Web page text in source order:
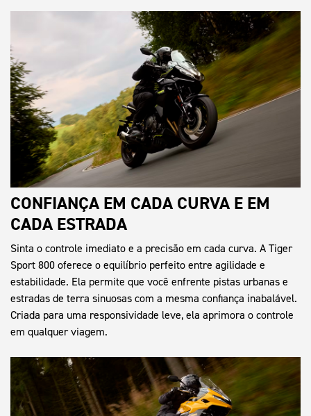
CONFIANÇA EM CADA CURVA E EM
CADA ESTRADA
Sinta o controle imediato e a precisão em cada curva. A Tiger
Sport 800 oferece o equilíbrio perfeito entre agilidade e
estabilidade. Ela permite que você enfrente pistas urbanas e
estradas de terra sinuosas com a mesma confiança inabalável.
Criada para uma responsividade leve, ela aprimora o controle
em qualquer viagem.